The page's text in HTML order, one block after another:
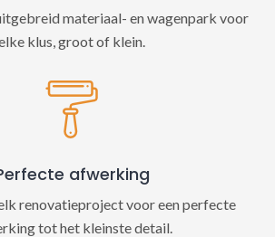
materiaal- en wagenpark voor
klus, groot of klein.
afwerking
renovatieproject voor een perfecte
tot het kleinste detail.